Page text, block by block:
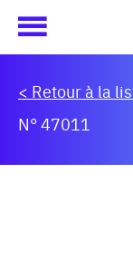
< Retour à la
N° 47011